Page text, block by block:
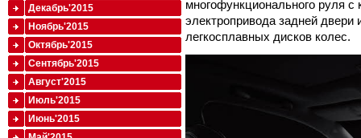
многофункционального руля с
электропривода задней
легкосплавных дисков колес.
Декабрь'2015
Ноябрь'2015
Октябрь'2015
Сентябрь'2015
Август'2015
Июль'2015
Июнь'2015